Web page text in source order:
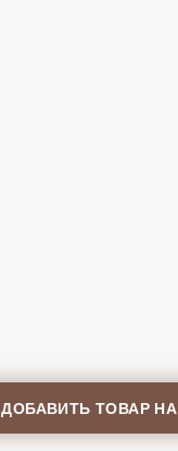
ДОБАВИТЬ ТОВАР НА